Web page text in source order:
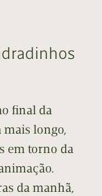
final da
mais longo,
em torno da
da manhã,